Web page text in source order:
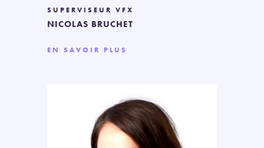
SUPERVISEUR VFX
NICOLAS BRUCHET
EN SAVOIR PLUS